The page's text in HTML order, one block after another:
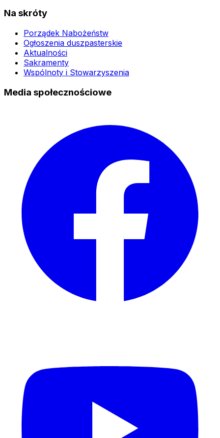
Na skróty
Porządek Nabożeństw
Ogłoszenia duszpasterskie
Aktualności
Sakramenty
Wspólnoty i Stowarzyszenia
Media społecznościowe